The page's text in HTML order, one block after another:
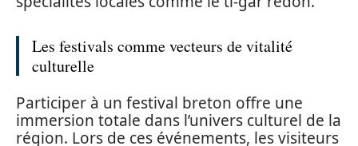
Les festivals comme vecteurs de vitalité
culturelle
Participer à un festival breton offre une
immersion totale dans l’univers culturel de la
région. Lors de ces événements, les visiteurs